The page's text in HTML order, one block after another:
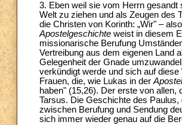
3. Eben weil sie vom Herrn gesandt
Welt zu ziehen und als Zeugen des
die Christen von Korinth: „Wir" –
Apostelgeschichte weist in diesem
missionarische Berufung
Vertreibung aus dem eigenen Land
Gelegenheit der Gnade
verkündigt werde und sich auf
Frauen, die, wie Lukas in der
haben" (15,26). Der erste von
Tarsus. Die Geschichte des
zwischen Berufung und Sendung
sich immer wieder genau auf die